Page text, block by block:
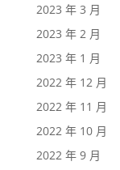
2023 年 3 月
2023 年 2 月
2023 年 1 月
2022 年 12 月
2022 年 11 月
2022 年 10 月
2022 年 9 月